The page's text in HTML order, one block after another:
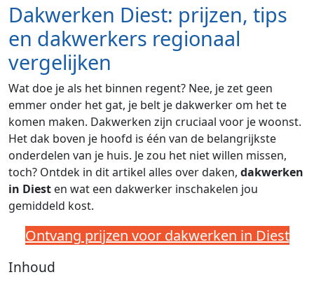
Dakwerken Diest: prijzen, tips
en dakwerkers regionaal
vergelijken
Wat doe je als het binnen regent? Nee, je zet geen
emmer onder het gat, je belt je dakwerker om het te
komen maken. Dakwerken zijn cruciaal voor je woonst.
Het dak boven je hoofd is één van de belangrijkste
onderdelen van je huis. Je zou het niet willen missen,
toch? Ontdek in dit artikel alles over daken, dakwerken
in Diest en wat een dakwerker inschakelen jou
gemiddeld kost.
Ontvang prijzen voor dakwerken in Diest
Inhoud